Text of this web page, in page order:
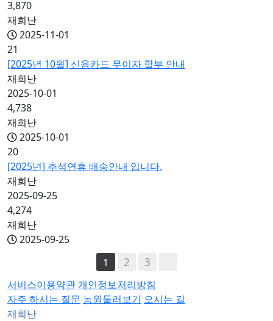
3,870
재희난
2025-11-01
21
[2025년 10월] 신용카드 무이자 할부 안내
재희난
2025-10-01
4,738
재희난
2025-10-01
20
[2025년] 추석연휴 배송안내 입니다.
재희난
2025-09-25
4,274
재희난
2025-09-25
1
2 3
서비스이용약관 개인정보처리방침
자주 하시는 질문 농원둘러보기 오시는 길
재희난